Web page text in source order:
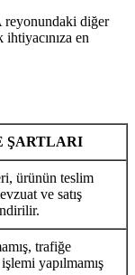
diğer
en
ŞARTLARI
ürünün teslim
ve satış
trafiğe
yapılmamış